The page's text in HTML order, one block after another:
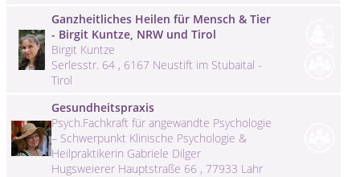
Ganzheitliches Heilen für Mensch & Tier
- Birgit Kuntze, NRW und Tirol
Birgit Kuntze
Serlesstr. 64 , 6167 Neustift im Stubaital -
Tirol
Gesundheitspraxis
Psych.Fachkraft für angewandte Psychologie
– Schwerpunkt Klinische Psychologie &
Heilpraktikerin Gabriele Dilger
Hugsweierer Hauptstraße 66 , 77933 Lahr